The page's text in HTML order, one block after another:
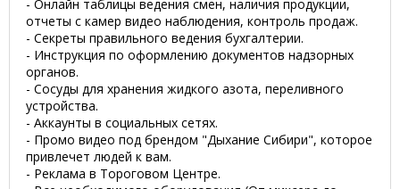
- Онлайн таблицы ведения смен, наличия продукции,
отчеты с камер видео наблюдения, контроль продаж.
- Секреты правильного ведения бухгалтерии.
- Инструкция по оформлению документов надзорных
органов.
- Сосуды для хранения жидкого азота, переливного
устройства.
- Аккаунты в социальных сетях.
- Промо видео под брендом "Дыхание Сибири", которое
привлечет людей к вам.
- Реклама в Тороговом Центре.